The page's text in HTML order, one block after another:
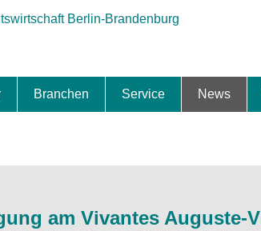
Branchen Service News
am Vivantes Auguste-